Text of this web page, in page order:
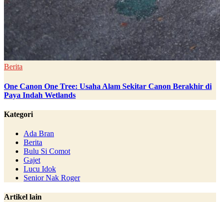
Berita
One Canon One Tree: Usaha Alam Sekitar Canon Berakhir di
Paya Indah Wetlands
Kategori
Ada Bran
Berita
Bulu Si Comot
Gajet
Lucu Idok
Senior Nak Roger
Artikel lain